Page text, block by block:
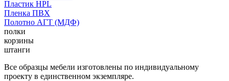
Пластик HPL
Пленка ПВХ
Полотно АГТ (МДФ)
полки
корзины
штанги
Все образцы мебели изготовлены по индивидуальному
проекту в единственном экземпляре.